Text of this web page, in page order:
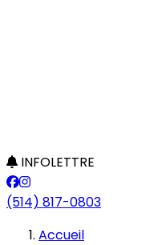
INFOLETTRE
(514) 817-0803
Accueil